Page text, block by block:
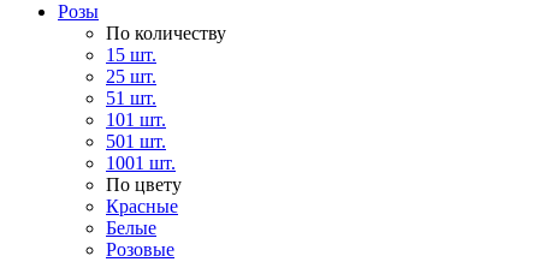
Розы
По количеству
15 шт.
25 шт.
51 шт.
101 шт.
501 шт.
1001 шт.
По цвету
Красные
Белые
Розовые